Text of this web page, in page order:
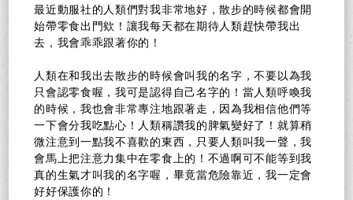
最近動服社的人類們對我非常地好，散步的時候都會開
始帶零食出門欸！讓我每天都在期待人類趕快帶我出
去，我會乖乖跟著你的！
人類在和我出去散步的時候會叫我的名字，不要以為我
只會認零食喔，我可是認得自己名字的！當人類呼喚我
的時候，我也會非常專注地跟著走，因為我相信他們等
一下會分我吃點心！人類稱讚我的脾氣變好了！就算稍
微注意到一點我不喜歡的東西，只要人類叫我一聲，我
會馬上把注意力集中在零食上的！不過啊可不能等到我
真的生氣才叫我的名字喔，畢竟當危險靠近，我一定會
好好保護你的！